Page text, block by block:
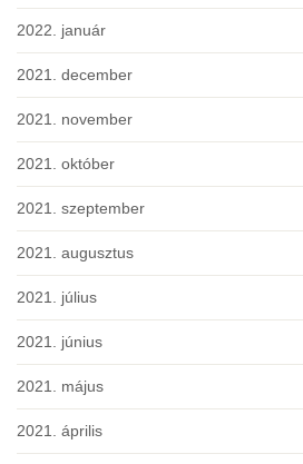
2022. január
2021. december
2021. november
2021. október
2021. szeptember
2021. augusztus
2021. július
2021. június
2021. május
2021. április